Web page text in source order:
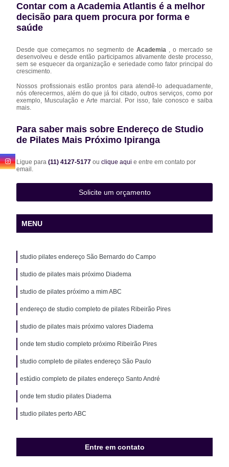
Contar com a Academia Atlantis é a melhor
decisão para quem procura por forma e
saúde
Desde que começamos no segmento de Academia
, o mercado se
desenvolveu e desde então participamos ativamente deste processo,
sem se esquecer da organização e seriedade como fator principal do
crescimento.
Nossos profissionais estão prontos para atendê-lo adequadamente,
nós oferecermos, além do que já foi citado, outros serviços, como por
exemplo, Musculação e Arte marcial. Por isso, fale conosco e saiba
mais.
Para saber mais sobre Endereço de Studio
de Pilates Mais Próximo Ipiranga
Ligue para(11) 4127-5177ouclique aqui e entre em contato por
email.
Solicite um orçamento
MENU
studio pilates endereço São Bernardo do Campo
studio de pilates mais próximo Diadema
studio de pilates próximo a mim ABC
endereço de studio completo de pilates Ribeirão Pires
studio de pilates mais próximo valores Diadema
onde tem studio completo próximo Ribeirão Pires
studio completo de pilates endereço São Paulo
estúdio completo de pilates endereço Santo André
onde tem studio pilates Diadema
studio pilates perto ABC
Entre em contato